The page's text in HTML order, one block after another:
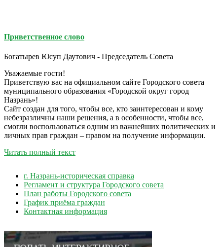
Приветственное слово
Богатырев Юсуп Даутович - Председатель Совета
Уважаемые гости!
Приветствую вас на официальном сайте Городского совета
муниципального образования «Городской округ город
Назрань»!
Сайт создан для того, чтобы все, кто заинтересован и кому
небезразличны наши решения, а в особенности, чтобы все,
смогли воспользоваться одним из важнейших политических и
личных прав граждан – правом на получение информации.
Читать полный текст
г. Назрань-историческая справка
Регламент и структура Городского совета
План работы Городского совета
График приёма граждан
Контактная информация